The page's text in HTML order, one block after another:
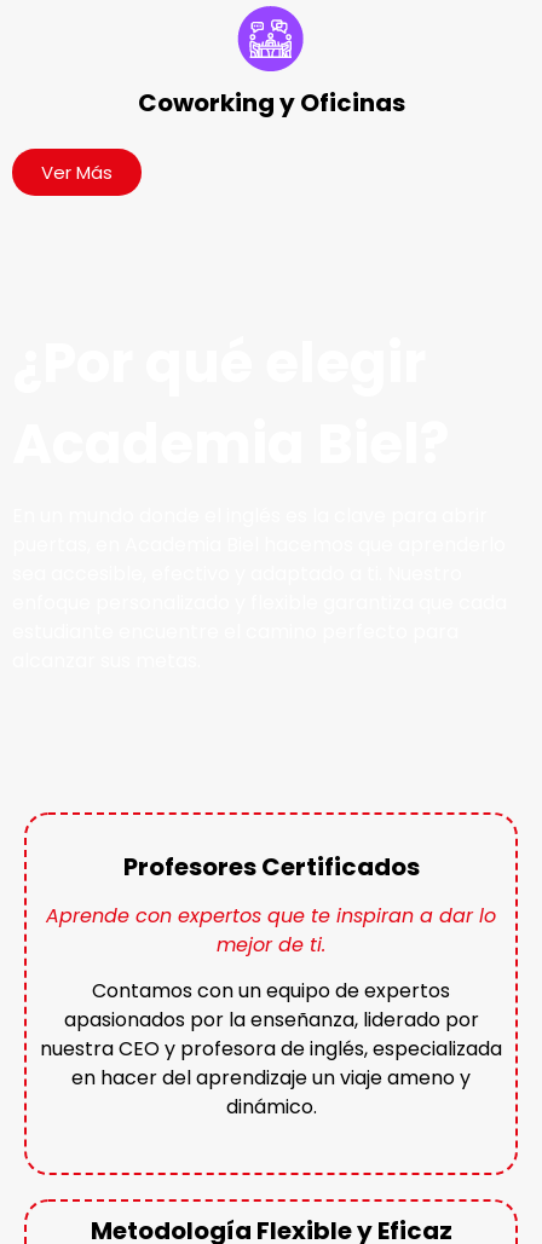
Coworking y Oficinas
Ver Más
Profesores Certificados
Aprende con expertos que te inspiran a dar lo
mejor de ti.
Contamos con un equipo de expertos
apasionados por la enseñanza, liderado por
nuestra CEO y profesora de inglés, especializada
en hacer del aprendizaje un viaje ameno y
dinámico.
Metodología Flexible y Eficaz